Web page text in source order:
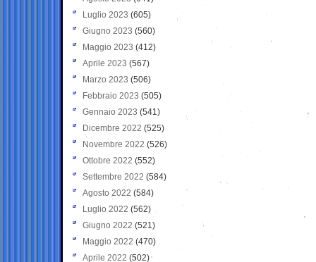
Luglio 2023 (605)
Giugno 2023 (560)
Maggio 2023 (412)
Aprile 2023 (567)
Marzo 2023 (506)
Febbraio 2023 (505)
Gennaio 2023 (541)
Dicembre 2022 (525)
Novembre 2022 (526)
Ottobre 2022 (552)
Settembre 2022 (584)
Agosto 2022 (584)
Luglio 2022 (562)
Giugno 2022 (521)
Maggio 2022 (470)
Aprile 2022 (502)